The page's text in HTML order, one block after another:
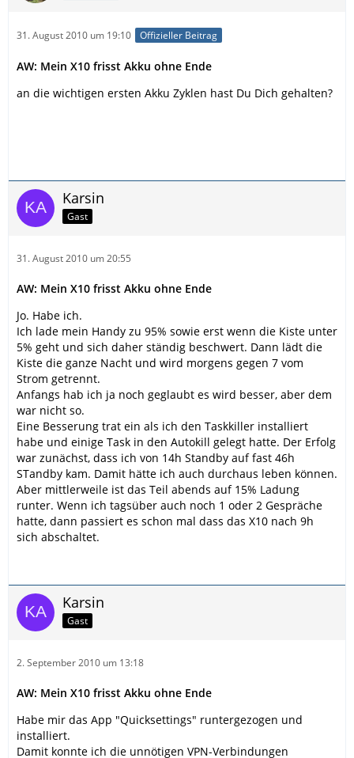
31. August 2010 um 19:10 Offizieller Beitrag
AW: Mein X10 frisst Akku ohne Ende
an die wichtigen ersten Akku Zyklen hast Du Dich gehalten?
Karsin
Gast
31. August 2010 um 20:55
AW: Mein X10 frisst Akku ohne Ende
Jo. Habe ich.
Ich lade mein Handy zu 95% sowie erst wenn die Kiste unter
5% geht und sich daher ständig beschwert. Dann lädt die
Kiste die ganze Nacht und wird morgens gegen 7 vom
Strom getrennt.
Anfangs hab ich ja noch geglaubt es wird besser, aber dem
war nicht so.
Eine Besserung trat ein als ich den Taskkiller installiert
habe und einige Task in den Autokill gelegt hatte. Der Erfolg
war zunächst, dass ich von 14h Standby auf fast 46h
STandby kam. Damit hätte ich auch durchaus leben können.
Aber mittlerweile ist das Teil abends auf 15% Ladung
runter. Wenn ich tagsüber auch noch 1 oder 2 Gespräche
hatte, dann passiert es schon mal dass das X10 nach 9h
sich abschaltet.
Karsin
Gast
2. September 2010 um 13:18
AW: Mein X10 frisst Akku ohne Ende
Habe mir das App "Quicksettings" runtergezogen und
installiert.
Damit konnte ich die unnötigen VPN-Verbindungen